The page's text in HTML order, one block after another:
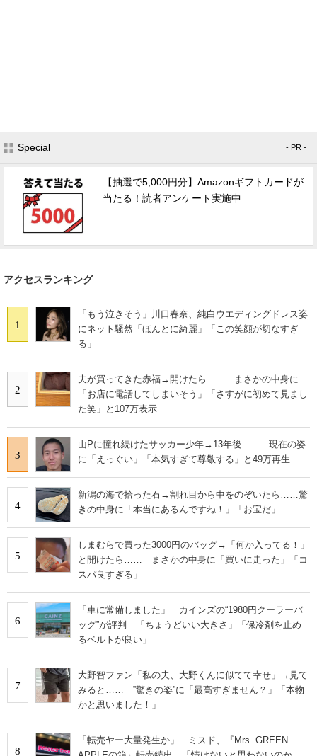
Special - PR -
【抽選で5,000円分】Amazonギフトカードが
当たる！読者アンケート実施中
アクセスランキング
1
「もう泣きそう」川口春奈、純白ウエディングドレス姿
にネット騒然「ほんとに綺麗」「この笑顔が切なすぎ
る」
2
夫が買ってきた赤福→開けたら…… まさかの中身に
「お店に電話してしまいそう」「さすがに初めて見まし
た笑」と107万表示
3
山Pに憧れ続けたサッカー少年→13年後…… 現在の姿
に「えっぐい」「本気すぎて尊敬する」と49万再生
4
新潟の海で拾った石→割れ目から中をのぞいたら……驚
きの中身に「本当にあるんですね！」「お宝だ」
5
しまむらで買った3000円のバッグ→「何か入ってる！」
と開けたら…… まさかの中身に「買いに走った」「コ
スパ良すぎる」
6
「車に常備しました」 カインズの“1980円クーラーバ
ッグ”が評判 「ちょうどいい大きさ」「保冷剤を止め
るベルトが良い」
7
大野智ファン「私の夫、大野くんに似てて幸せ」→見て
みると…… ‟驚きの姿”に「最高すぎません？」「本物
かと思いました！」
8
「転売ヤー大量発生か」 ミスド、『Mrs. GREEN